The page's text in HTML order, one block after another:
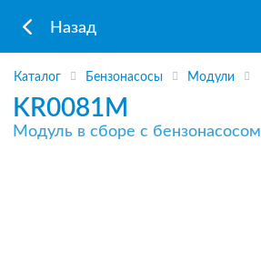
Назад
Каталог Бензонасосы Модули
KR0081M
Модуль в сборе с бензонасосом